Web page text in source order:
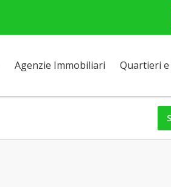
Agenzie Immobiliari Quartieri e